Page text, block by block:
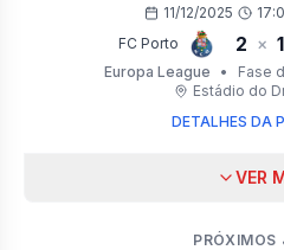
11/12/2025
FC Porto 2 × 1
Europa League
• Fase
Estádio do
DETALHES DA
VER
PRÓXIMOS